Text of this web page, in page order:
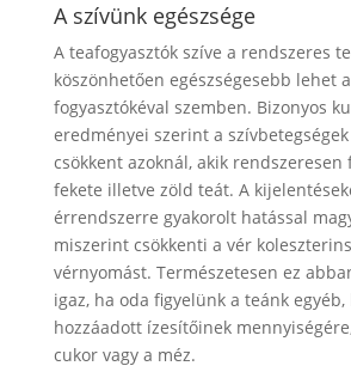
A szívünk egészsége
A teafogyasztók szíve a rendszeres
köszönhetően egészségesebb lehet
fogyasztókéval szemben. Bizonyos
eredményei szerint a szívbetegségek
csökkent azoknál, akik rendszeresen
fekete illetve zöld teát. A
érrendszerre gyakorolt hatással
miszerint csökkenti a vér
vérnyomást. Természetesen ez
igaz, ha oda figyelünk a teánk egyéb,
hozzáadott ízesítőinek
cukor vagy a méz.